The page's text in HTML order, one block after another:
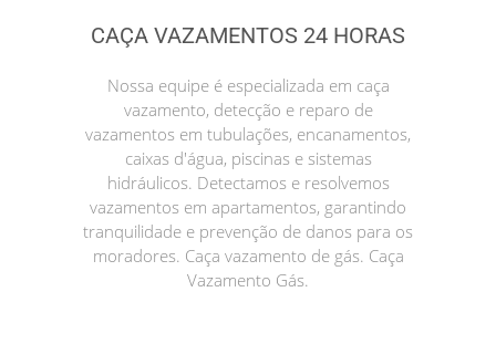
CAÇA VAZAMENTOS 24 HORAS
Nossa equipe é especializada em caça
vazamento, detecção e reparo de
vazamentos em tubulações, encanamentos,
caixas d'água, piscinas e sistemas
hidráulicos. Detectamos e resolvemos
vazamentos em apartamentos, garantindo
tranquilidade e prevenção de danos para os
moradores. Caça vazamento de gás. Caça
Vazamento Gás.